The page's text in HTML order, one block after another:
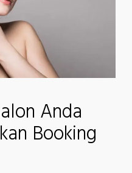
Anda
Booking